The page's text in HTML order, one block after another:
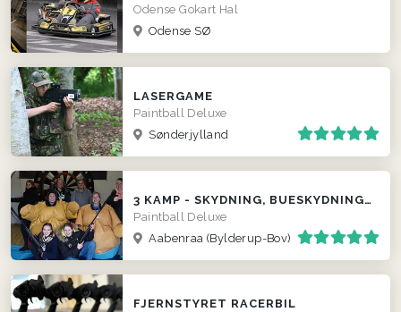
Odense Gokart Hal
Odense SØ
LASERGAME
Paintball Deluxe
Sønderjylland
3 KAMP - SKYDNING, BUESKYDNING V. AABENRAA
Paintball Deluxe
Aabenraa (Bylderup-Bov)
FJERNSTYRET RACERBIL